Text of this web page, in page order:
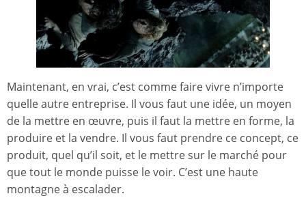
Maintenant, en vrai, c’est comme faire vivre n’importe
quelle autre entreprise. Il vous faut une idée, un moyen
de la mettre en œuvre, puis il faut la mettre en forme, la
produire et la vendre. Il vous faut prendre ce concept, ce
produit, quel qu’il soit, et le mettre sur le marché pour
que tout le monde puisse le voir. C’est une haute
montagne à escalader.